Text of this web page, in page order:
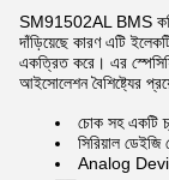
SM91502AL BMS
দাঁড়িয়েছে কারণ এটি
একত্রিত করে। এর
আইসোলেশন বৈশিষ্ট্যের
চোক সহ একটি
সিরিয়াল
Analog